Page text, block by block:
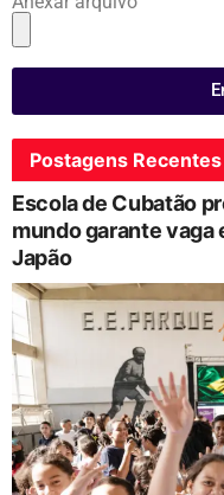
Postagens Recentes
Escola de Cubatão
mundo garante vaga
Japão